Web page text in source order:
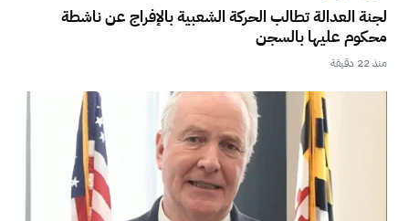
لجنة العدالة تطالب الحركة الشعبية بالإفراج عن ناشطة
محكوم عليها بالسجن
منذ 22 دقيقة